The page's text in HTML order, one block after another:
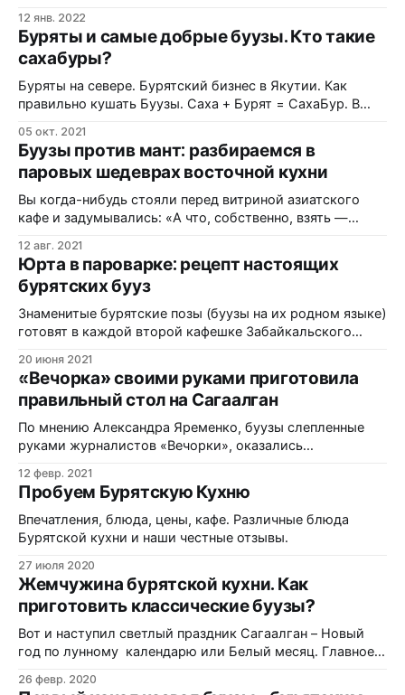
бурятском языке традиционного блюда бурятского и
монгольского народа. На русском языке его называют
позы. История их происхождения окутана легендами.
Попробовав однажды это блюда, вы однозначно его
полюбите. В
12 янв. 2022
Буряты и самые добрые буузы. Кто такие
сахабуры?
Буряты на севере. Бурятский бизнес в Якутии. Как
правильно кушать Буузы. Саха + Бурят = СахаБур. В
- секрет вкуснейших бууз. Что в видео? Бурятские
буузы * В гостях у Юрия Тудупова, который готовит
настоящие бурятские буузы. * Буузы - национальное
блюдо, которое готовят на большие праздники, такие
как свадьбы и
05 окт. 2021
Буузы против мант: разбираемся в
паровых шедеврах восточной кухни
Вы когда-нибудь стояли перед витриной азиатского
кафе и задумывались: «А что, собственно, взять —
близнецы-братья: мясо в тесте, приготовленное паром.
Но стоит распробовать — и понимаешь, что перед
тобой два совершенно разных кулинарных мира,
каждый со своей душой и характером. Давайте
12 авг. 2021
Юрта в пароварке: рецепт настоящих
бурятских бууз
Знаменитые бурятские позы (буузы на их родном языке)
готовят в каждой второй кафешке Забайкальского
очень повезло не только пробовать самые дешевые за
35 рублей штука и самые дорогие (175 руб/шт) позы, но
и готовить их на бурятской усадьбе в настоящей
бурятской семье.
20 июня 2021
«Вечорка» своими руками приготовила
правильный стол на Сагаалган
По мнению Александра Яременко, буузы слепленные
руками журналистов «Вечорки», оказались
Удэ, Кяхты и даже Дульдурги. От создателей
«Вечорки»… к Сагаалгану рецепт агинских бууз, белого
блюда и всего стола - встречайте! Об этом наш сюжет.
Что в видео? Приготовление бурятского блюда "Буузы"
12 февр. 2021
Пробуем Бурятскую Кухню
Впечатления, блюда, цены, кафе. Различные блюда
Бурятской кухни и наши честные отзывы.
27 июля 2020
Жемчужина бурятской кухни. Как
приготовить классические буузы?
Вот и наступил светлый праздник Сагаалган – Новый
год по лунному календарю или Белый месяц. Главное
народам, исповедующим буддизм, но и славянам.
26 февр. 2020